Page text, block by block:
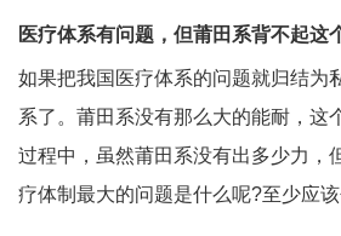
医疗体系有问题，但莆田系背不起这
如果把我国医疗体系的问题就归结为
系了。莆田系没有那么大的能耐，这
过程中，虽然莆田系没有出多少力，
疗体制最大的问题是什么呢?至少应该